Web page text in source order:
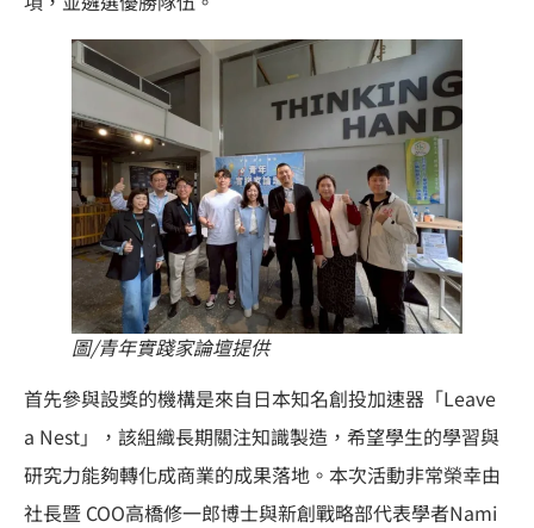
圖/青年實踐家論壇提供
首先參與設獎的機構是來自日本知名創投加速器「Leave
a Nest」，該組織長期關注知識製造，希望學生的學習與
研究力能夠轉化成商業的成果落地。本次活動非常榮幸由
社長暨 COO高橋修一郎博士與新創戰略部代表學者Nami